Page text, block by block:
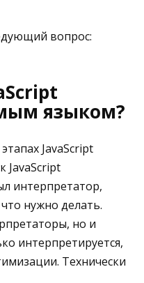
вопрос:
языком?
JavaScript
JavaScript
интерпретатор,
нужно делать.
но и
интерпретируется,
Технически